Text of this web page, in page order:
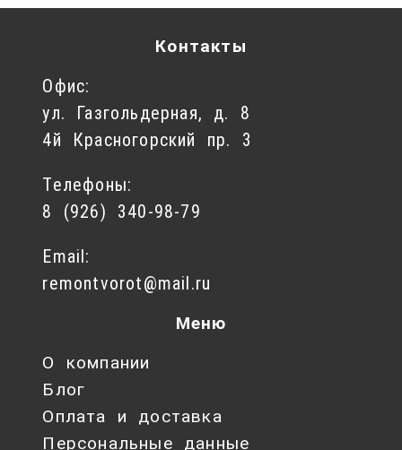
Контакты
Офис:
ул. Газгольдерная, д. 8
4й Красногорский пр. 3
Телефоны:
8 (926) 340-98-79
Email:
remontvorot@mail.ru
Меню
О компании
Блог
Оплата и доставка
Персональные данные